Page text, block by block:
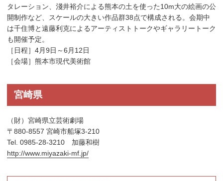
タレーション、淺井裕介による熊本の土を使った10m大の絵画の公
開制作など、スケールの大きい作品群38点で構成される。会期中
は千住博と遠藤利克によるアーティストトークやギャラリートーク
も開催予定。
［日程］4月9日～6月12日
［会場］熊本市現代美術館
宮崎県
（財）宮崎県立芸術劇場
〒880-8557 宮崎市船塚3-210
Tel. 0985-28-3210 加藤和樹
http://www.miyazaki-mf.jp/